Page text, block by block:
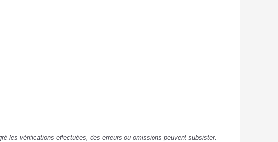
les vérifications effectuées, des erreurs ou omissions peuvent subsister.